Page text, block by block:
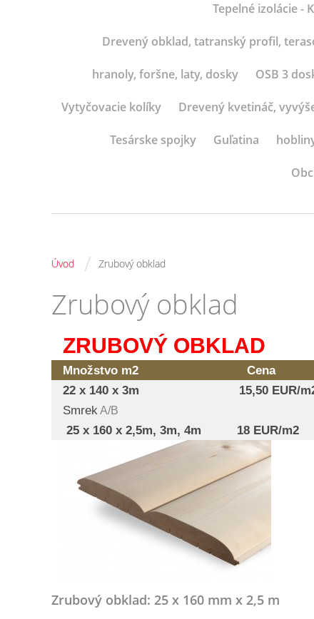
Tepelné izolácie -
Drevený obklad, tatranský profil,
hranoly, foršne, laty, dosky OSB 3
Vytyčovacie kolíky Drevený kvetináč,
Tesárske spojky Guľatina
Úvod / Zrubový obklad
Zrubový obklad
ZRUBOVÝ OBKLAD
Množstvo m2
Cena
22 x 140 x 3m 15,50 EUR/
SmrekA/B
25 x 160 x 2,5m, 3m, 4m 18 EUR/m2
Zrubový obklad: 25 x 160 mm x 2,5 m